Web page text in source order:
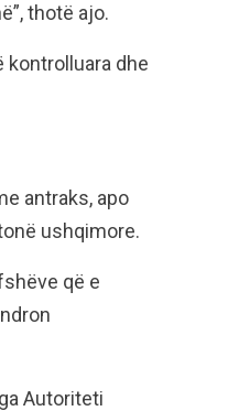
thotë ajo.
kontrolluara dhe
antraks, apo
ushqimore.
që e
Autoriteti